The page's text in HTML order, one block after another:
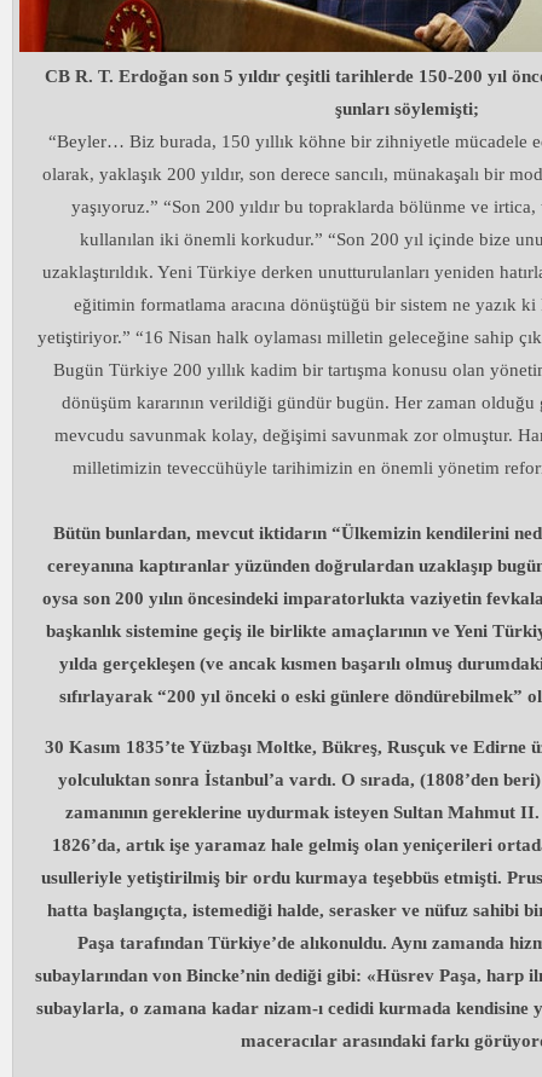
CB R. T. Erdoğan son 5 yıldır çeşitli tarihlerde 150-200 yıl
şunları söylemişti;
“Beyler… Biz burada, 150 yıllık köhne bir zihniyetle mücadele
olarak, yaklaşık 200 yıldır, son derece sancılı, münakaşalı bir
yaşıyoruz.” “Son 200 yıldır bu topraklarda bölünme ve
kullanılan iki önemli korkudur.” “Son 200 yıl içinde bize
uzaklaştırıldık. Yeni Türkiye derken unutturulanları yeniden
eğitimin formatlama aracına dönüştüğü bir sistem ne yazık
yetiştiriyor.” “16 Nisan halk oylaması milletin geleceğine sahip
Bugün Türkiye 200 yıllık kadim bir tartışma konusu olan
dönüşüm kararının verildiği gündür bugün. Her zaman olduğu
mevcudu savunmak kolay, değişimi savunmak zor olmuştur.
milletimizin teveccühüyle tarihimizin en önemli yönetim
Bütün bunlardan, mevcut iktidarın “Ülkemizin kendilerini
cereyanına kaptıranlar yüzünden doğrulardan uzaklaşıp
oysa son 200 yılın öncesindeki imparatorlukta vaziyetin
başkanlık sistemine geçiş ile birlikte amaçlarının ve Yeni
yılda gerçekleşen (ve ancak kısmen başarılı olmuş
sıfırlayarak “200 yıl önceki o eski günlere döndürebilmek”
30 Kasım 1835’te Yüzbaşı Moltke, Bükreş, Rusçuk ve Edirne
yolculuktan sonra İstanbul’a vardı. O sırada, (1808’den
zamanının gereklerine uydurmak isteyen Sultan Mahmut
1826’da, artık işe yaramaz hale gelmiş olan yeniçerileri
usulleriyle yetiştirilmiş bir ordu kurmaya teşebbüs etmişti.
hatta başlangıçta, istemediği halde, serasker ve nüfuz sahibi
Paşa tarafından Türkiye’de alıkonuldu. Aynı zamanda
subaylarından von Bincke’nin dediği gibi: «Hüsrev Paşa, harp
subaylarla, o zamana kadar nizam-ı cedidi kurmada kendisine
maceracılar arasındaki farkı